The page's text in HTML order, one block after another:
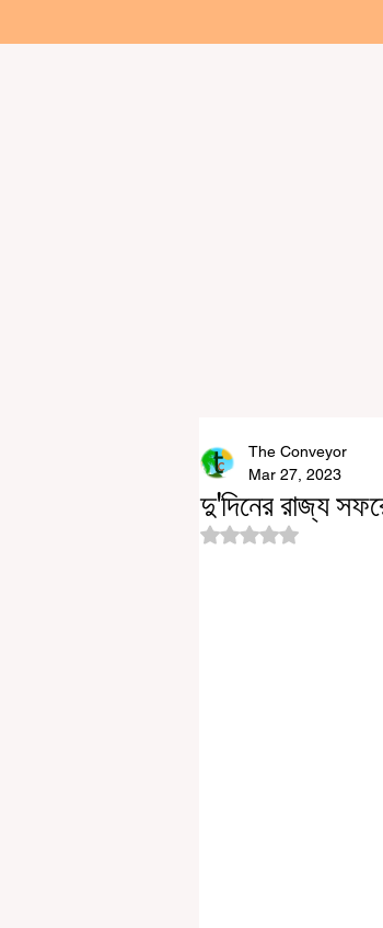
দু'দিনের রাজ্য
The Conveyor
Mar 27, 2023
Rated NaN out of 5